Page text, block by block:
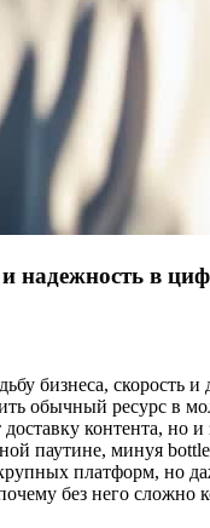
надежность в
бизнеса, скорость
обычный ресурс в
контента,
паутине, минуя
платформ, но
без него